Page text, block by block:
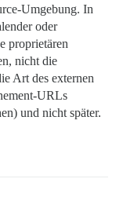
Umgebung. In
oder
proprietären
nicht die
Art des externen
URLs
und nicht später.